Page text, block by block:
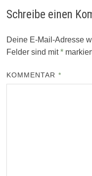
Schreibe einen
Deine E-Mail-Adresse
Felder sind mit*
KOMMENTAR *